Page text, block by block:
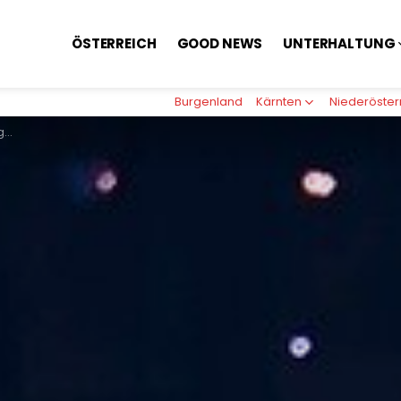
ÖSTERREICH GOOD NEWS UNTERHALTUNG
Burgenland Kärnten